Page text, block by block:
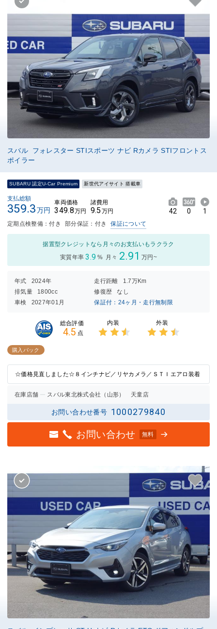
スバル フォレスター STIスポーツ ナビ Rカメラ STIフロントス
ポイラー
SUBARU 認定U-Car Premium 新世代アイサイト 搭載車
支払総額
359.3万円
車両価格
349.8万円
諸費用
9.5 万円 42 0 1
定期点検整備：付き 部分保証：付き 保証について
据置型クレジットなら月々のお支払いもラクラク
実質年率 3.9 % 月々 2.91 万円~
年式 2024年 走行距離
1.7万Km
排気量
1800cc 修復歴
なし
車検
2027年01月 保証付：24ヶ月・走行無制限
総合評価
4.5 点
内装 外装
購入パック
☆価格見直しました☆８インチナビ／リヤカメラ／ＳＴＩエアロ装着
在庫店舗 スバル東北株式会社（山形） 天童店
お問い合わせ番号 1000279840
お問い合わせ 無料